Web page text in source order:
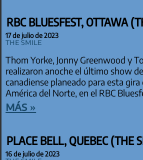
RBC BLUESFEST, OTTAWA
17 de julio de 2023
The Smile
Thom Yorke, Jonny Greenwood y
realizaron anoche el último show
canadiense planeado para esta
América del Norte, en el RBC
más »
PLACE BELL, QUEBEC (THE
16 de julio de 2023